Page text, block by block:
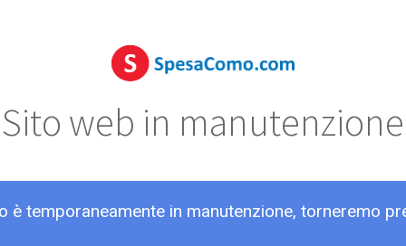
Sito web in manutenzione
è temporaneamente in manutenzione, torneremo